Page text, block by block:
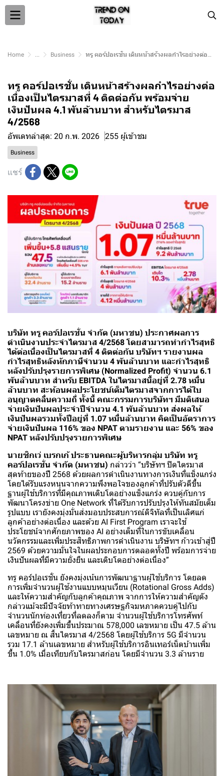
Home ... Business ทรู คอร์ปอเรชั่น เดินหน้าสร้างผลกำไรอย่างต่อเนื่องเป็นไตรมาสที่ 4 ติดต่อกัน พร้อมจ่ายเงินปันผล 4.1 พันล้านบาท สำหรับไตรมาส 4/2568
ทรู คอร์ปอเรชั่น เดินหน้าสร้างผลกำไรอย่างต่อ
เนื่องเป็นไตรมาสที่ 4 ติดต่อกัน พร้อมจ่าย
เงินปันผล 4.1 พันล้านบาท สำหรับไตรมาส
4/2568
อัพเดทล่าสุด: 20 ก.พ. 2026 255 ผู้เข้าชม
Business
แชร์
บริษัท ทรู คอร์ปอเรชั่น จำกัด (มหาชน) ประกาศผลการ
ดำเนินงานประจำไตรมาส 4/2568 โดยสามารถทำกำไรสุทธิ
ได้ต่อเนื่องเป็นไตรมาสที่ 4 ติดต่อกัน บริษัทฯ รายงานผล
กำไรสุทธิหลังหักภาษีจำนวน 4 พันล้านบาท และกำไรสุทธิ
หลังปรับปรุงรายการพิเศษ (Normalized Profit) จำนวน 6.1
พันล้านบาท สำหรับ EBITDA ในไตรมาสนี้อยู่ที่ 2.78 หมื่น
ล้านบาท สะท้อนผลประโยชน์เต็มไตรมาสจากการได้ใบ
อนุญาตคลื่นความถี่ ทั้งนี้ คณะกรรมการบริษัทฯ มีมติเสนอ
จ่ายเงินปันผลประจำปีจำนวน 4.1 พันล้านบาท ส่งผลให้
เงินปันผลรวมทั้งปีอยู่ที่ 1.07 หมื่นล้านบาท คิดเป็นอัตราการ
จ่ายเงินปันผล 116% ของ NPAT ตามรายงาน และ 56% ของ
NPAT หลังปรับปรุงรายการพิเศษ
นายซิกเว่ เบรกเก้ ประธานคณะผู้บริหารกลุ่ม บริษัท ทรู
คอร์ปอเรชั่น จำกัด (มหาชน) กล่าวว่า “บริษัทฯ ปิดไตรมาส
สุดท้ายของปี 2568 ด้วยผลการดำเนินงานทางการเงินที่แข็งแกร่ง
โดยได้รับแรงหนุนจากความพึงพอใจของลูกค้าที่ปรับตัวดีขึ้น
ฐานผู้ใช้บริการที่มีคุณภาพเติบโตอย่างแข็งแกร่ง ควบคู่กับการ
พัฒนาโครงข่าย One Network ที่ได้รับการปรับปรุงให้ทันสมัยเต็ม
รูปแบบ เรายังคงมุ่งมั่นส่งมอบประสบการณ์ดิจิทัลที่เป็นเลิศแก่
ลูกค้าอย่างต่อเนื่อง และด้วย AI First Program เราจะใช้
ประโยชน์จากศักยภาพของ AI อย่างเต็มที่ในการขับเคลื่อน
นวัตกรรมและเพิ่มประสิทธิภาพการดำเนินงาน บริษัทฯ ก้าวเข้าสู่ปี
2569 ด้วยความมั่นใจในผลประกอบการตลอดทั้งปี พร้อมการจ่าย
เงินปันผลที่มีความยั่งยืน และเติบโตอย่างต่อเนื่อง”
ทรู คอร์ปอเรชั่น ยังคงมุ่งเน้นการพัฒนาฐานผู้ใช้บริการ โดยลด
การเพิ่มจำนวนผู้ใช้งานแบบหมุนเวียน (Rotational Gross Adds)
และให้ความสำคัญกับลูกค้าคุณภาพ จากการให้ความสำคัญดัง
กล่าวแม้จะมีปัจจัยท้าทายทางเศรษฐกิจมหภาคควบคู่ไปกับ
จำนวนนักท่องเที่ยวที่ลดลงก็ตาม จำนวนผู้ใช้บริการโทรศัพท์
เคลื่อนที่ยังคงเพิ่มขึ้นประมาณ 578,000 เลขหมาย เป็น 47.5 ล้าน
เลขหมาย ณ สิ้นไตรมาส 4/2568 โดยผู้ใช้บริการ 5G มีจำนวน
รวม 17.1 ล้านเลขหมาย สำหรับผู้ใช้บริการอินเทอร์เน็ตบ้านเพิ่ม
ขึ้น 1.0% เมื่อเทียบกับไตรมาสก่อน โดยมีจำนวน 3.3 ล้านราย